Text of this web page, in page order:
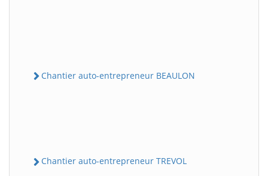
Chantier auto-entrepreneur BEAULON
Chantier auto-entrepreneur TREVOL